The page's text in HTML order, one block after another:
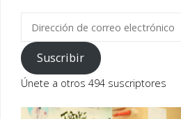
correo
electrónico
Suscribir
Únete a otros 494 suscriptores